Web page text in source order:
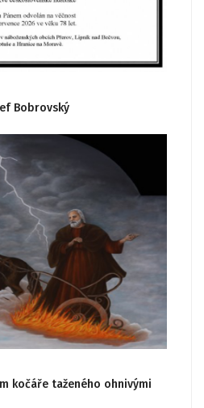
Bobrovský
kočáře taženého ohnivými